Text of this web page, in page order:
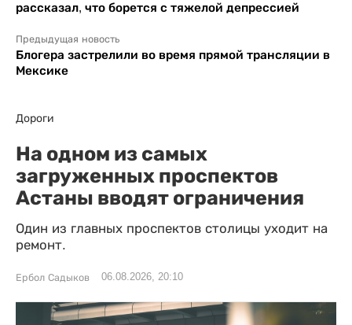
рассказал, что борется с тяжелой депрессией
Предыдущая новость
Блогера застрелили во время прямой трансляции в
Мексике
Дороги
На одном из самых
загруженных проспектов
Астаны вводят ограничения
Один из главных проспектов столицы уходит на
ремонт.
Ербол Садыков 06.08.2026, 20:10